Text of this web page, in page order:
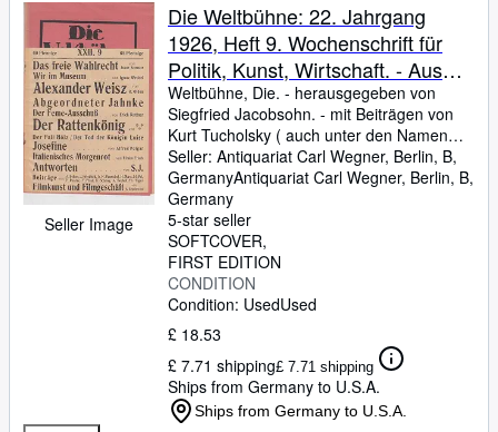
Seller Image
Die Weltbühne: 22. Jahrgang
1926, Heft 9. Wochenschrift für
Politik, Kunst, Wirtschaft. - Aus
dem Inhalt: Josef Friedfeld -
Orientpolitik / Jakob Altmaier: Das
freie Wahlrecht / Ignaz Wrobel:
Wir im Museum / Rudolf Olden:
Oesterreichische Köpfe X.
Alexander Weisz / Efraim Frisch:
Italienisches Morgenrot / Carl
Mertens: Der Rattenkönig /
Theobald Tiger: Gleich um die
Ecke / Peter Panter: Nationales /
Adolf Behne: Tempelhofer Feld
und Wedding / Alfred Polgar:
Josefine.
Weltbühne, Die. - herausgegeben von
Siegfried Jacobsohn. - mit Beiträgen von
Kurt Tucholsky ( auch unter den Namen
Peter Panter, Theobald Tiger, Ignaz Wrobel
), Alfred Polgar, Josef Friedfeld, Jakob
Altmaier, Rudolf Olden über Alexander
Weisz, Efraim
Seller: Antiquariat Carl Wegner, Berlin, B,
GermanyAntiquariat Carl Wegner, Berlin, B,
Germany
5-star seller
SOFTCOVER
FIRST EDITION
CONDITION
Condition: UsedUsed
£ 18.53
£ 7.71 shipping£ 7.71 shipping
Ships from Germany to U.S.A.
Ships from Germany to U.S.A.